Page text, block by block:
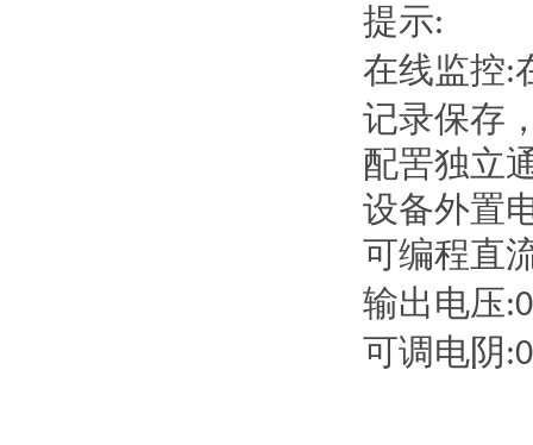
提示:
在线监控:
记录保存
配罟独立
设备外置
可编程直
输出电压
可调电阴